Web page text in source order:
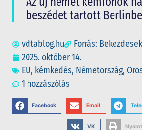
beszédet tartott
vdtablog.hu
Forrás: Bekezdesek
2025. október 14.
EU, kémkedés, Németország,
1 hozzászólás
Facebook Email
VK